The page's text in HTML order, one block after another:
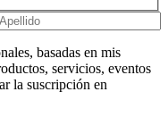
basadas en mis
servicios, eventos
la suscripción en